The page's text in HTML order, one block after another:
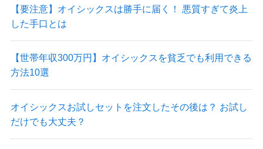
【要注意】オイシックスは勝手に届く！ 悪質すぎて炎上
した手口とは
【世帯年収300万円】オイシックスを貧乏でも利用できる
方法10選
オイシックスお試しセットを注文したその後は？ お試し
だけでも大丈夫？